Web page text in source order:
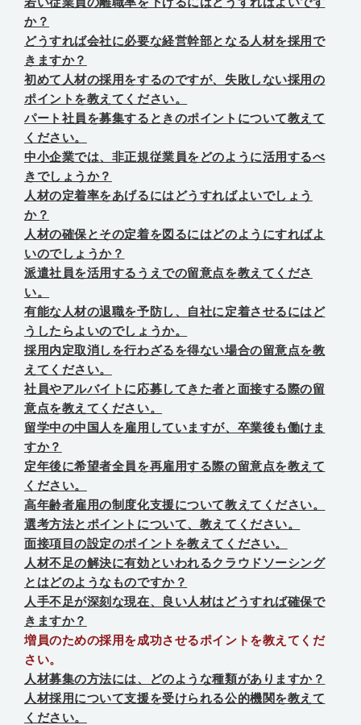
か？
どうすれば会社に必要な経営幹部となる人材を採用で
きますか？
初めて人材の採用をするのですが、失敗しない採用の
ポイントを教えてください。
パート社員を募集するときのポイントについて教えて
ください。
中小企業では、非正規従業員をどのように活用するべ
きでしょうか？
人材の定着率をあげるにはどうすればよいでしょう
か？
人材の確保とその定着を図るにはどのようにすればよ
いのでしょうか？
派遣社員を活用するうえでの留意点を教えてくださ
い。
有能な人材の退職を予防し、自社に定着させるにはど
うしたらよいのでしょうか。
採用内定取消しを行わざるを得ない場合の留意点を教
えてください。
社員やアルバイトに応募してきた者と面接する際の留
意点を教えてください。
留学中の中国人を雇用していますが、卒業後も働けま
すか？
定年後に希望者全員を再雇用する際の留意点を教えて
ください。
高年齢者雇用の制度化支援について教えてください。
選考方法とポイントについて、教えてください。
面接項目の設定のポイントを教えてください。
人材不足の解決に有効といわれるクラウドソーシング
とはどのようなものですか？
人手不足が深刻な現在、良い人材はどうすれば確保で
きますか？
増員のための採用を成功させるポイントを教えてくだ
さい。
人材募集の方法には、どのような種類がありますか？
人材採用について支援を受けられる公的機関を教えて
ください。